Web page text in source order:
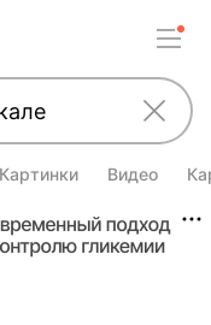
Картинки Видео